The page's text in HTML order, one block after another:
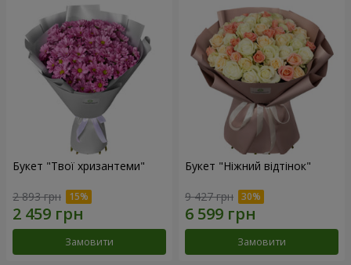
Букет "Твої хризантеми"
2 893 грн
Замовити
Букет "Ніжний відтінок"
9 427 грн
Замовити